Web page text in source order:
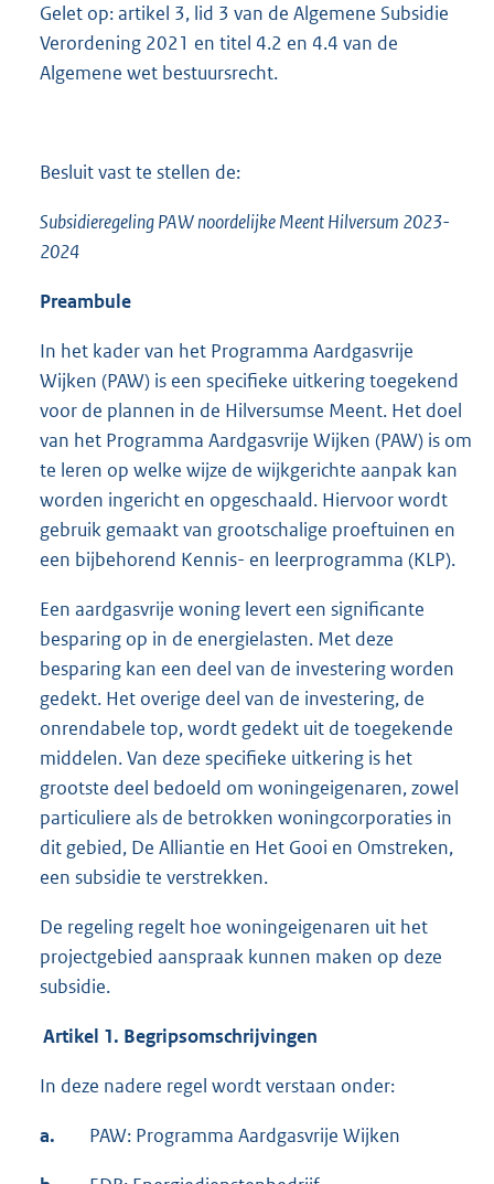
Gelet op: artikel 3, lid 3 van de Algemene Subsidie
Verordening 2021 en titel 4.2 en 4.4 van de
Algemene wet bestuursrecht.
Besluit vast te stellen de:
SubsidieregelingPAW noordelijke Meent Hilversum 2023-
2024
Preambule
In het kader van het Programma Aardgasvrije
Wijken (PAW) is een specifieke uitkering toegekend
voor de plannen in de Hilversumse Meent. Het doel
van het Programma Aardgasvrije Wijken (PAW) is om
te leren op welke wijze de wijkgerichte aanpak kan
worden ingericht en opgeschaald. Hiervoor wordt
gebruik gemaakt van grootschalige proeftuinen en
een bijbehorend Kennis- en leerprogramma (KLP).
Een aardgasvrije woning levert een significante
besparing op in de energielasten. Met deze
besparing kan een deel van de investering worden
gedekt. Het overige deel van de investering, de
onrendabele top, wordt gedekt uit de toegekende
middelen. Van deze specifieke uitkering is het
grootste deel bedoeld om woningeigenaren, zowel
particuliere als de betrokken woningcorporaties in
dit gebied, De Alliantie en Het Gooi en Omstreken,
een subsidie te verstrekken.
De regeling regelt hoe woningeigenaren uit het
projectgebied aanspraak kunnen maken op deze
subsidie.
Artikel 1. Begripsomschrijvingen
In deze nadere regel wordt verstaan onder:
a. PAW: Programma Aardgasvrije Wijken